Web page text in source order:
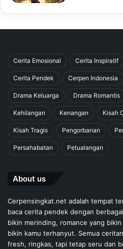
Cerita Emosional Cerita Inspiratif
Cerita Pendek Cerpen Indonesia
Drama Keluarga Drama Romantis
Kehilangan Kenangan Kisah
Kisah Tragis Pengorbanan
Persahabatan Petualangan
About us
Cerpensingkat.net adalah tempat
baca cerita pendek dengan
bikin merinding, romance yang
bikin kamu terhanyut. Semua
fresh, ringkas, tapi tetap seru dan